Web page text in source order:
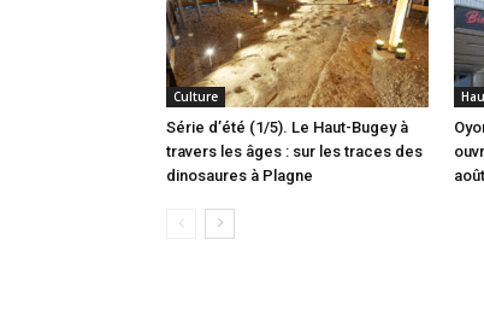
Culture
Série d’été (1/5). Le Haut-Bugey à
travers les âges : sur les traces des
dinosaures à Plagne
août